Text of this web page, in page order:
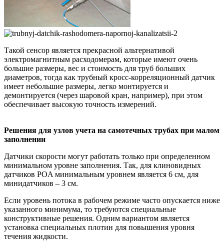
Такой сенсор является прекрасной альтернативой
электромагнитным расходомерам, которые имеют очень
большие размеры, вес и стоимость для труб больших
диаметров, тогда как трубный кросс-корреляционный датчик
имеет небольшие размеры, легко монтируется и
демонтируется (через шаровой кран, например), при этом
обеспечивает высокую точность измерений.
Решения для узлов учета на самотечных трубах при малом
заполнении
Датчики скорости могут работать только при определенном
минимальном уровне заполнения. Так, для клиновидных
датчиков POA минимальным уровнем является 6 см, для
минидатчиков – 3 см.
Если уровень потока в рабочем режиме часто опускается ниже
указанного минимума, то требуются специальные
конструктивные решения. Одним вариантом является
установка специальных плотин для повышения уровня
течения жидкости.